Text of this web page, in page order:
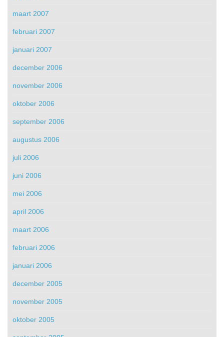
maart 2007
februari 2007
januari 2007
december 2006
november 2006
oktober 2006
september 2006
augustus 2006
juli 2006
juni 2006
mei 2006
april 2006
maart 2006
februari 2006
januari 2006
december 2005
november 2005
oktober 2005